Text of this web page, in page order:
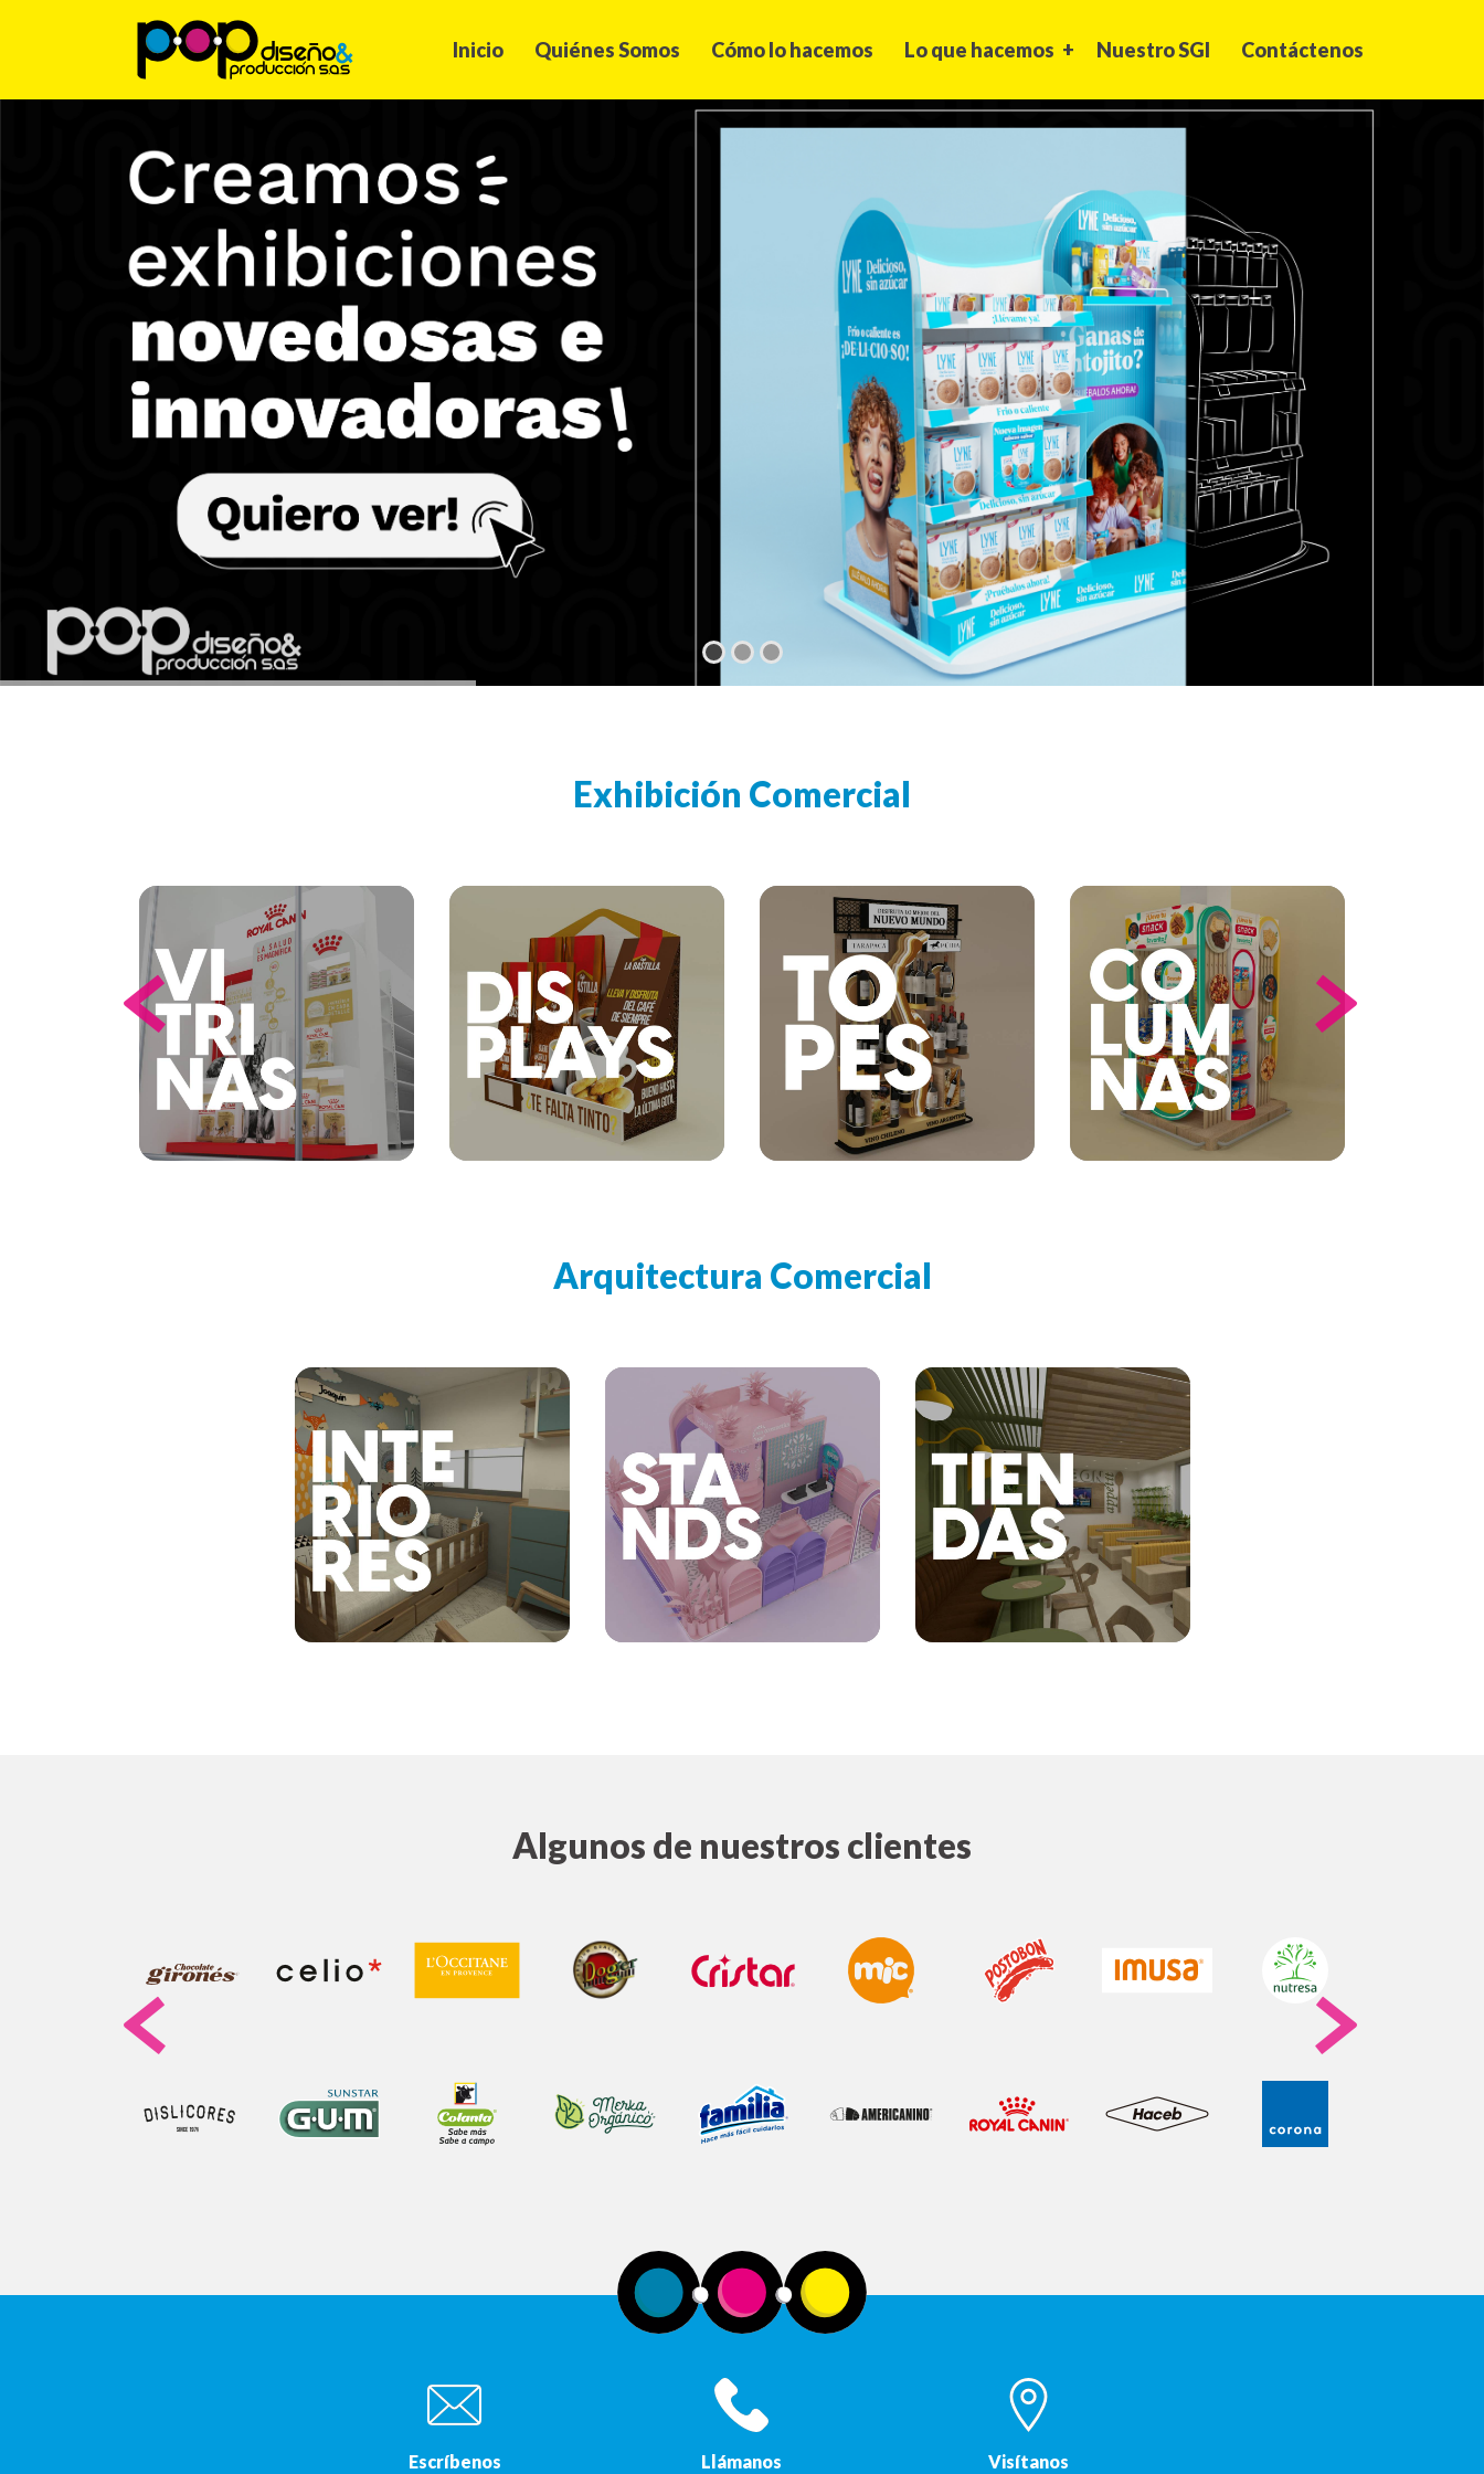
Inicio Quiénes Somos Cómo lo hacemos Lo que hacemos Nuestro SGI Contáctenos
Exhibición Comercial
Arquitectura Comercial
Algunos de nuestros clientes
Escríbenos Llámanos Visítanos